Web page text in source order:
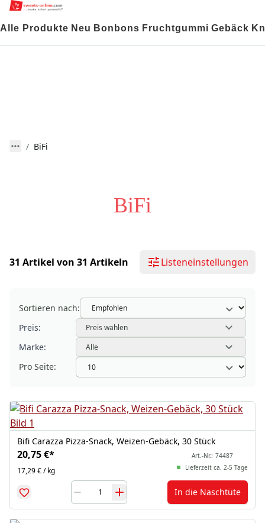
Alle Produkte Neu Bonbons Fruchtgummi Gebäck
BiFi
BiFi
31 Artikel von 31 Artikeln Listeneinstellungen
Sortieren nach:
Preis:
Preis wählen
Marke: Alle
Pro Seite:
Bifi Carazza Pizza-Snack, Weizen-Gebäck, 30 Stück
20,75 €*
17,29 € / kg
Art.-Nr.: 74487
Lieferzeit ca. 2-5 Tage
In die Naschtüte